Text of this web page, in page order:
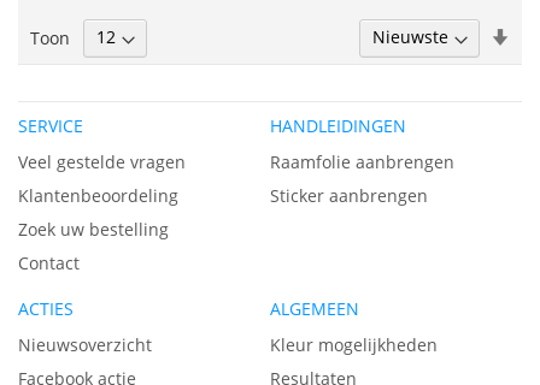
Toon
SERVICE
Veel gestelde vragen
Klantenbeoordeling
Zoek uw bestelling
Contact
HANDLEIDINGEN
Raamfolie aanbrengen
Sticker aanbrengen
ACTIES
Nieuwsoverzicht
Facebook actie
ALGEMEEN
Kleur mogelijkheden
Resultaten